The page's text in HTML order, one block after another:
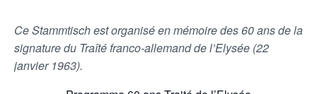
Ce Stammtisch est organisé en mémoire des 60 ans de la
signature du Traîté franco-allemand de l’Elysée (22
janvier 1963).